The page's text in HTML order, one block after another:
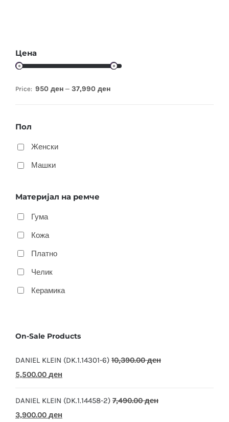
Цена
Price: 950 ден — 37,990 ден
Пол
Женски
Машки
Материјал на ремче
Гума
Кожа
Платно
Челик
Керамика
On-Sale Products
DANIEL KLEIN (DK.1.14301-6) 10,390.00ден
Original
was:
10,390.00 ден.
5,500.00 ден
is:
5,500.00 ден.
DANIEL KLEIN (DK.1.14458-2) 7,490.00ден
Original
3,900.00 ден